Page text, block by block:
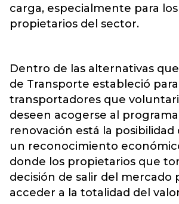
carga, especialmente para
propietarios del sector.
Dentro de las alternativas
de Transporte estableció
transportadores que
deseen acogerse al
renovación está la posibilidad
un reconocimiento
donde los propietarios que
decisión de salir del mercado
acceder a la totalidad del